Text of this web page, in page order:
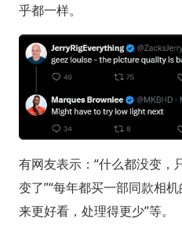
乎都一样。
有网友表示：“什么都没变，
变了”“每年都买一部同款相
来更好看，处理得更少”等。